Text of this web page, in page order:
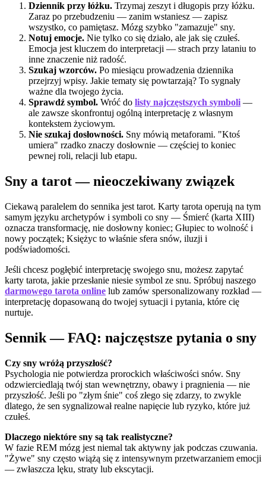
Dziennik przy łóżku. Trzymaj zeszyt i długopis przy łóżku.
Zaraz po przebudzeniu — zanim wstaniesz — zapisz
wszystko, co pamiętasz. Mózg szybko "zamazuje" sny.
Notuj emocje. Nie tylko co się działo, ale jak się czułeś.
Emocja jest kluczem do interpretacji — strach przy lataniu to
inne znaczenie niż radość.
Szukaj wzorców. Po miesiącu prowadzenia dziennika
przejrzyj wpisy. Jakie tematy się powtarzają? To sygnały
ważne dla twojego życia.
Sprawdź symbol. Wróć do listy najczęstszych symboli —
ale zawsze skonfrontuj ogólną interpretację z własnym
kontekstem życiowym.
Nie szukaj dosłowności. Sny mówią metaforami. "Ktoś
umiera" rzadko znaczy dosłownie — częściej to koniec
pewnej roli, relacji lub etapu.
Sny a tarot — nieoczekiwany związek
Ciekawą paralelem do sennika jest tarot. Karty tarota operują na tym
samym języku archetypów i symboli co sny — Śmierć (karta XIII)
oznacza transformację, nie dosłowny koniec; Głupiec to wolność i
nowy początek; Księżyc to właśnie sfera snów, iluzji i
podświadomości.
Jeśli chcesz pogłębić interpretację swojego snu, możesz zapytać
karty tarota, jakie przesłanie niesie symbol ze snu. Spróbuj naszego
darmowego tarota online lub zamów spersonalizowany rozkład —
interpretację dopasowaną do twojej sytuacji i pytania, które cię
nurtuje.
Sennik — FAQ: najczęstsze pytania o sny
Czy sny wróżą przyszłość?
Psychologia nie potwierdza prorockich właściwości snów. Sny
odzwierciedlają twój stan wewnętrzny, obawy i pragnienia — nie
przyszłość. Jeśli po "złym śnie" coś złego się zdarzy, to zwykle
dlatego, że sen sygnalizował realne napięcie lub ryzyko, które już
czułeś.
Dlaczego niektóre sny są tak realistyczne?
W fazie REM mózg jest niemal tak aktywny jak podczas czuwania.
"Żywe" sny często wiążą się z intensywnym przetwarzaniem emocji
— zwłaszcza lęku, straty lub ekscytacji.